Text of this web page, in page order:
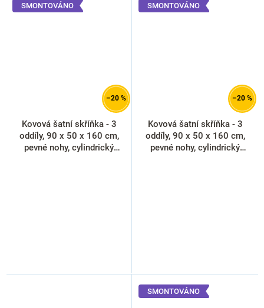
SMONTOVÁNO
–20 %
Kovová šatní skříňka - 3
oddíly, 90 x 50 x 160 cm,
pevné nohy, cylindrický
SMONTOVÁNO
–20 %
Kovová šatní skříňka - 3
oddíly, 90 x 50 x 160 cm,
pevné nohy, cylindrický
SMONTOVÁNO